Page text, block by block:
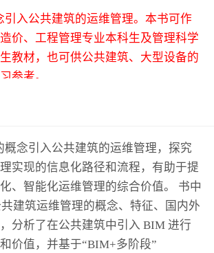
引入公共建筑的运维管理。本书可作
价、工程管理专业本科生及管理科学
教材，也可供公共建筑、大型设备的
参考。
概念引入公共建筑的运维管理，探究
实现的信息化路径和流程，有助于提
、智能化运维管理的综合价值。 书中
建筑运维管理的概念、特征、国内外
分析了在公共建筑中引入 BIM 进行
价值，并基于“BIM+多阶段”